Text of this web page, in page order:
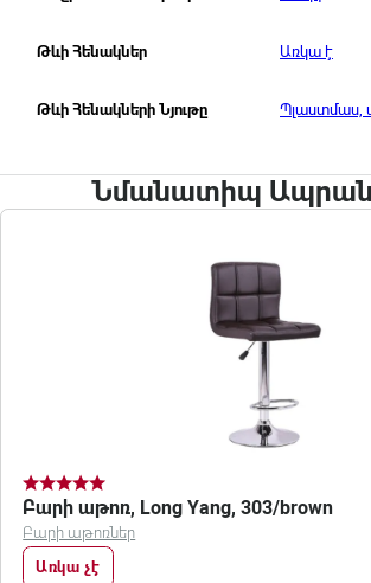
Թևի Հենակներ Առկա է
Թևի Հենակների Նյութը Պլաստմաս,
Նմանատիպ
Բարի աթոռ, Long Yang, 303/brown
Բարի աթոռներ
Առկա չէ